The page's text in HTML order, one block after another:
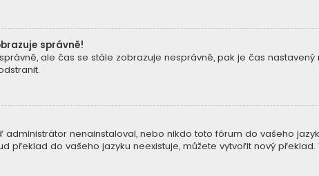
správně!
ale čas se stále zobrazuje nesprávně, pak je čas
administrátor nenainstaloval, nebo nikdo toto fórum do vašeho
překlad do vašeho jazyku neexistuje, můžete vytvořit nový